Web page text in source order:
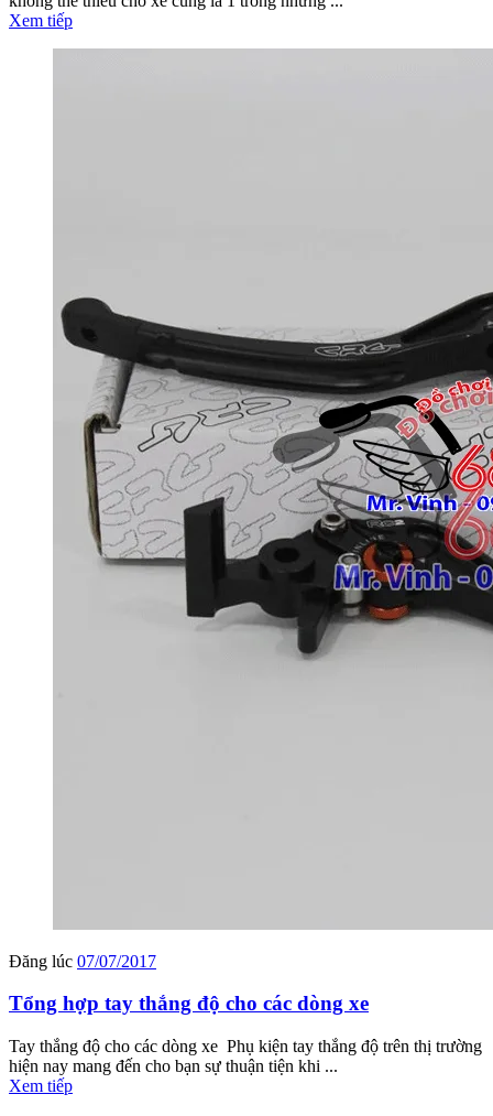
Xem tiếp
Đăng lúc 07/07/2017
Tổng hợp tay thắng độ cho các dòng xe
Tay thắng độ cho các dòng xe Phụ kiện tay thắng độ trên thị trường
hiện nay mang đến cho bạn sự thuận tiện khi ...
Xem tiếp